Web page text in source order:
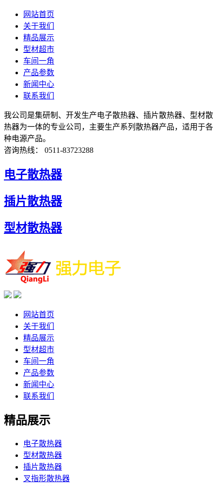
网站首页
关于我们
精品展示
型材超市
车间一角
产品参数
新闻中心
联系我们
我公司是集研制、开发生产电子散热器、插片散热器、型材散
热器为一体的专业公司，主要生产系列散热器产品，适用于各
种电源产品。
咨询热线： 0511-83723288
电子散热器
插片散热器
型材散热器
网站首页
关于我们
精品展示
型材超市
车间一角
产品参数
新闻中心
联系我们
精品展示
电子散热器
型材散热器
插片散热器
叉指形散热器